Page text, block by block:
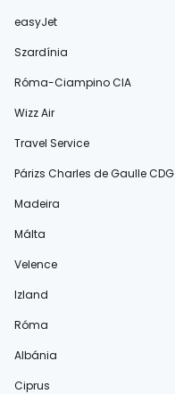
easyJet
Szardínia
Róma-Ciampino CIA
Wizz Air
Travel Service
Párizs Charles de Gaulle CDG
Madeira
Málta
Velence
Izland
Róma
Albánia
Ciprus